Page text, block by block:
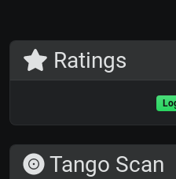
Ratings
Tango Scan